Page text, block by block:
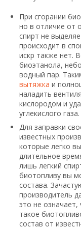
При сгорании
но в отличие от
спирт не
происходит в
искр также нет.
биоэтанола,
водный пар.
вытяжка и
наладить
кислородом и
углекислого газа.
Для заправки
известных
которые легко
длительное
лишь легкий
биотопливу вы
состава.
производитель
это не
такое
состав от